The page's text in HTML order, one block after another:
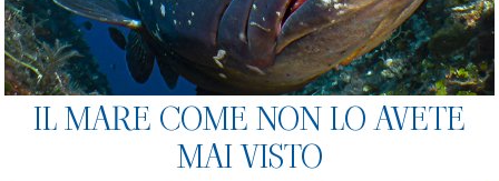
IL MARE COME NON LO AVETE
MAI VISTO